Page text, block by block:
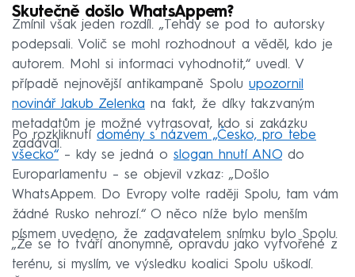
Skutečně došlo WhatsAppem?
Zmínil však jeden rozdíl. „Tehdy se pod to autorsky
podepsali. Volič se mohl rozhodnout a věděl, kdo je
autorem. Mohl si informaci vyhodnotit,“ uvedl. V
případě nejnovější antikampaně Spolu upozornil
novinář Jakub Zelenka na fakt, že díky takzvaným
metadatům je možné vytrasovat, kdo si zakázku
zadával.
Po rozkliknutí domény s názvem „Česko, pro tebe
všecko“ – kdy se jedná o slogan hnutí ANO do
Europarlamentu – se objevil vzkaz: „Došlo
WhatsAppem. Do Evropy volte raději Spolu, tam vám
žádné Rusko nehrozí.“ O něco níže bylo menším
písmem uvedeno, že zadavatelem snímku bylo Spolu.
„Že se to tváří anonymně, opravdu jako vytvořené z
terénu, si myslím, ve výsledku koalici Spolu uškodí.